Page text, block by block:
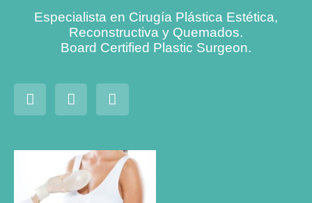
Especialista en Cirugía Plástica Estética,
Reconstructiva y Quemados.
Board Certified Plastic Surgeon.